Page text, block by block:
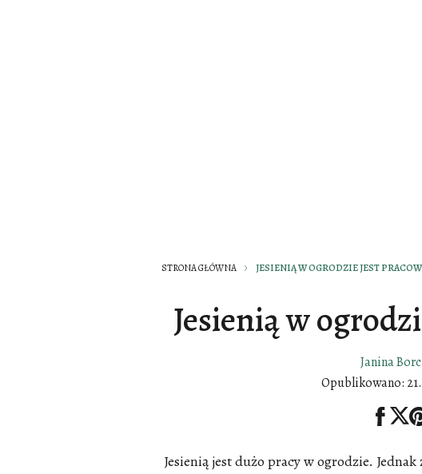
STRONA GŁÓWNA JESIENIĄ W OGRODZIE JEST
Jesienią w
Janina
Opublikowano:
Jesienią jest dużo pracy w ogrodzie.